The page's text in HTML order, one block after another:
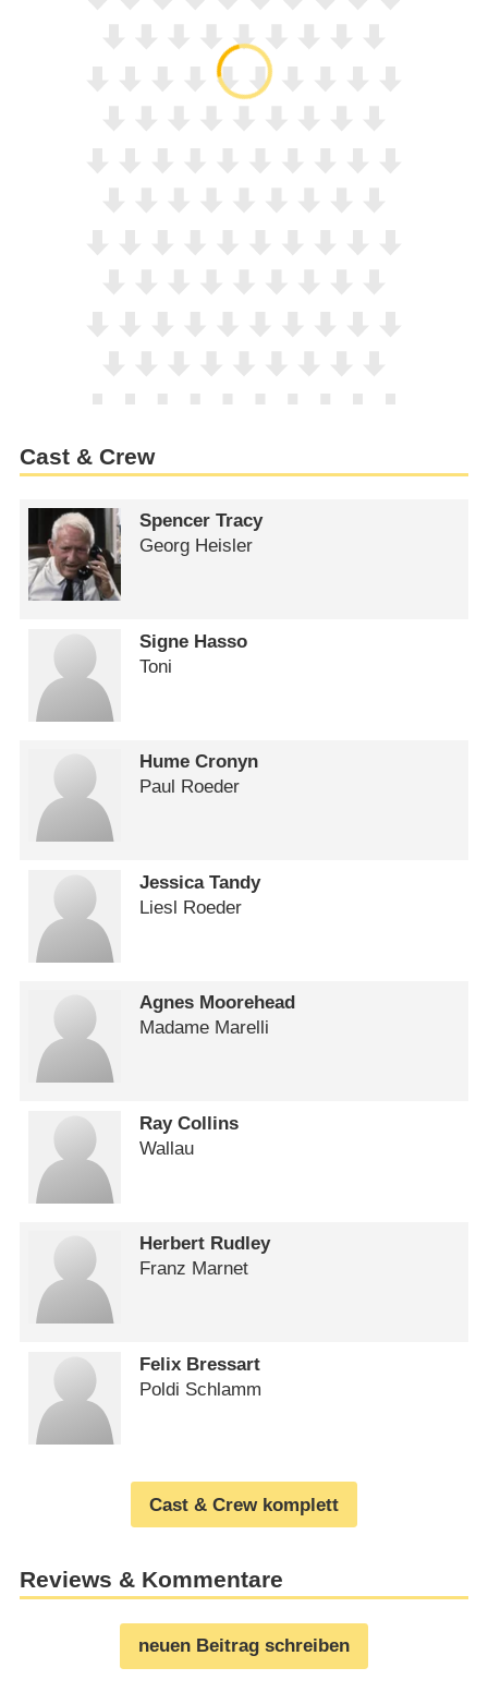
Cast & Crew
Spencer Tracy
Georg Heisler
Signe Hasso
Toni
Hume Cronyn
Paul Roeder
Jessica Tandy
Liesl Roeder
Agnes Moorehead
Madame Marelli
Ray Collins
Wallau
Herbert Rudley
Franz Marnet
Felix Bressart
Poldi Schlamm
Cast & Crew komplett
Reviews & Kommentare
neuen Beitrag schreiben